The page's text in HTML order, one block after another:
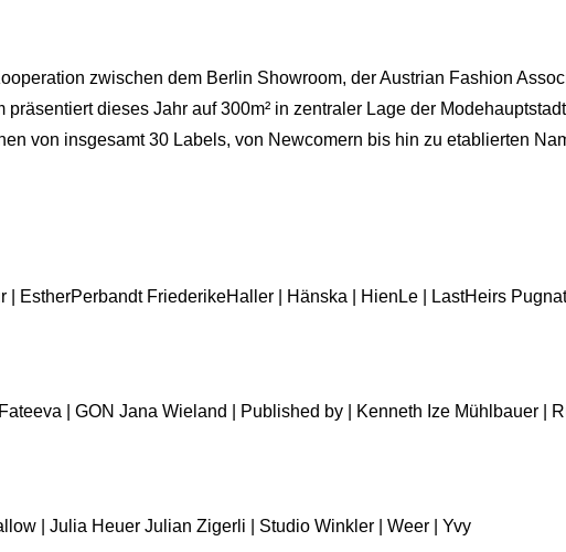
zwischen dem Berlin Showroom, der Austrian Fashion
dieses Jahr auf 300m² in zentraler Lage der
von insgesamt 30 Labels, von Newcomern bis hin zu etablierten
EstherPerbandt FriederikeHaller | Hänska | HienLe | LastHeirs
| GON Jana Wieland | Published by | Kenneth Ize Mühlbauer |
| Julia Heuer Julian Zigerli | Studio Winkler | Weer | Yvy